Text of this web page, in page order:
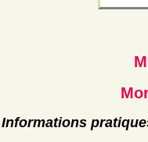
Informations